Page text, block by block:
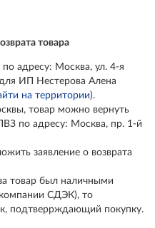
товара
по адресу: Москва, ул. 4-я
ИП Нестерова Алена
на территории).
товар можно вернуть
по адресу: Москва, пр. 1-й
заявление о возврата
товар был наличными
СДЭК), то
подтверрждающий покупку.